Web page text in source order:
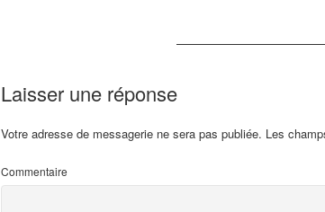
Laisser une réponse
Votre adresse de messagerie ne sera pas publiée. Les
Commentaire